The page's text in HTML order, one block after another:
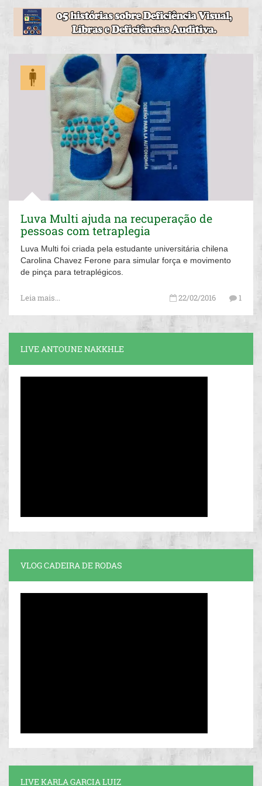
Luva Multi ajuda na recuperação de
pessoas com tetraplegia
Luva Multi foi criada pela estudante universitária chilena
Carolina Chavez Ferone para simular força e movimento
de pinça para tetraplégicos.
Leia mais... 22/02/2016 1
LIVE ANTOUNE NAKKHLE
VLOG CADEIRA DE RODAS
LIVE KARLA GARCIA LUIZ